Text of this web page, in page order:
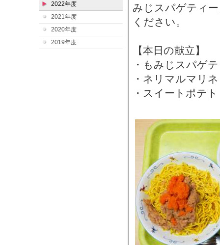
2022年度
2021年度
2020年度
2019年度
みじスパゲティ
ください。
【本日の献立】
・もみじスパゲ
・ネリマルマリネ
・スイートポテト